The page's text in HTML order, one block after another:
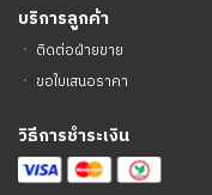
บริการลูกค้า
ㆍ ติดต่อฝ่ายขาย
ㆍ ขอใบเสนอราคา
วิธีการชำระเงิน